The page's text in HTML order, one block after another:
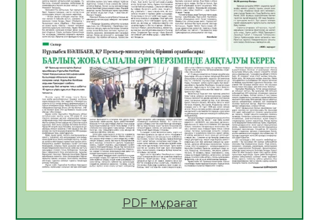
Open Air: Қызылорда облысы полиция
департаменті 20 мыңнан астам
көрерменнің қауіпсіздігін қамтамасыз етті
06.08.2026
47
ҚЫЗЫЛОРДАДА «САНАЛЫ ҰРПАҚ –
ЖАРҚЫН БОЛАШАҚ» АТТЫ КЕҢЕЙТІЛГЕН
МӘЖІЛІС ӨТТІ
05.08.2026
47
Қазақстан Орталық Азиядағы көшуге ең
PDF мұрағат